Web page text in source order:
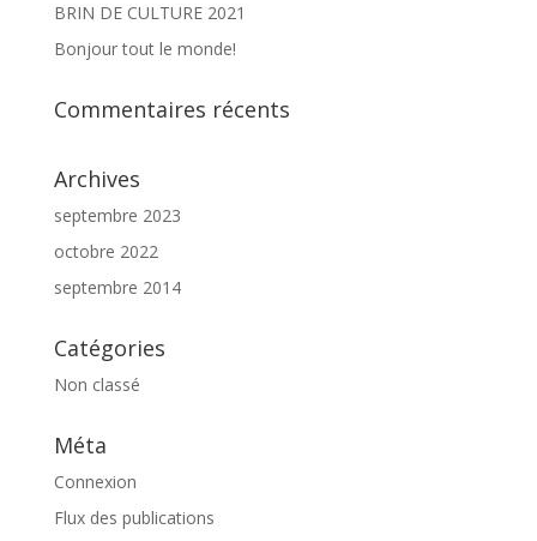
BRIN DE CULTURE 2021
Bonjour tout le monde!
Commentaires récents
Archives
septembre 2023
octobre 2022
septembre 2014
Catégories
Non classé
Méta
Connexion
Flux des publications